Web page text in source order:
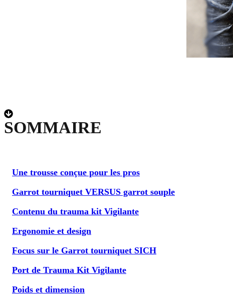
SOMMAIRE
Une trousse conçue pour les pros
Garrot tourniquet VERSUS garrot souple
Contenu du trauma kit Vigilante
Ergonomie et design
Focus sur le Garrot tourniquet SICH
Port de Trauma Kit Vigilante
Poids et dimension